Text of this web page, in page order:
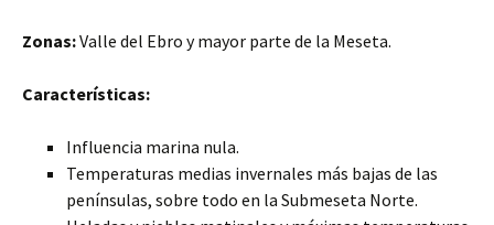
Zonas:Valle del Ebro y mayor parte de la Meseta.
Características:
Influencia marina nula.
Temperaturas medias invernales más bajas de las
penínsulas, sobre todo en la Submeseta Norte.